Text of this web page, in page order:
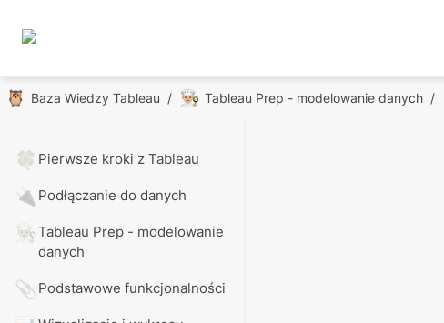
🦉 Baza Wiedzy Tableau / 👨🏼‍🍳 Tableau Prep - modelowanie danych /
🍀 Pierwsze kroki z Tableau
🔌 Podłączanie do danych
👨🏼‍🍳Tableau Prep - modelowanie
danych
📎 Podstawowe funkcjonalności